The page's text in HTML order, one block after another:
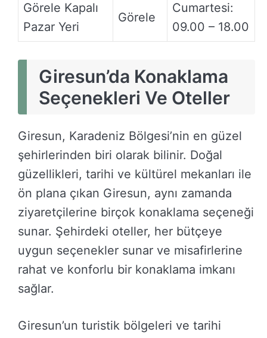
Görele Kapalı
Pazar Yeri
Görele
Cumartesi:
09.00 – 18.00
Giresun’da Konaklama
Seçenekleri Ve Oteller
Giresun, Karadeniz Bölgesi’nin en güzel
şehirlerinden biri olarak bilinir. Doğal
güzellikleri, tarihi ve kültürel mekanları ile
ön plana çıkan Giresun, aynı zamanda
ziyaretçilerine birçok konaklama seçeneği
sunar. Şehirdeki oteller, her bütçeye
uygun seçenekler sunar ve misafirlerine
rahat ve konforlu bir konaklama imkanı
sağlar.
Giresun’un turistik bölgeleri ve tarihi